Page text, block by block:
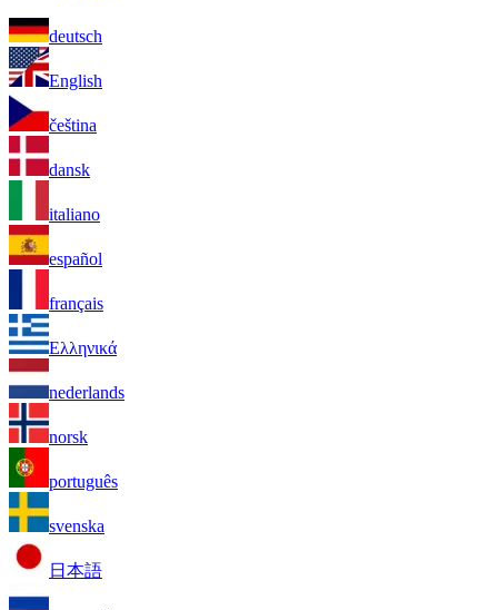
deutsch
English
čeština
dansk
italiano
español
français
Ελληνικά
nederlands
norsk
português
svenska
日本語